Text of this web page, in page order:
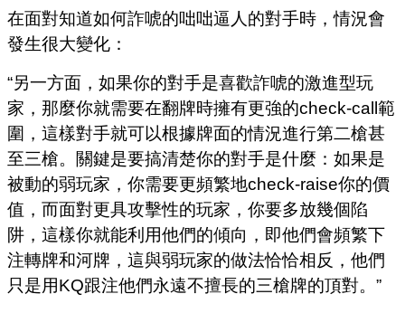
在面對知道如何詐唬的咄咄逼人的對手時，情況會
發生很大變化：
“另一方面，如果你的對手是喜歡詐唬的激進型玩
家，那麼你就需要在翻牌時擁有更強的check-call範
圍，這樣對手就可以根據牌面的情況進行第二槍甚
至三槍。關鍵是要搞清楚你的對手是什麼：如果是
被動的弱玩家，你需要更頻繁地check-raise你的價
值，而面對更具攻擊性的玩家，你要多放幾個陷
阱，這樣你就能利用他們的傾向，即他們會頻繁下
注轉牌和河牌，這與弱玩家的做法恰恰相反，他們
只是用KQ跟注他們永遠不擅長的三槍牌的頂對。”